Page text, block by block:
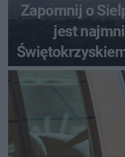
Zapomnij o
jest
bez